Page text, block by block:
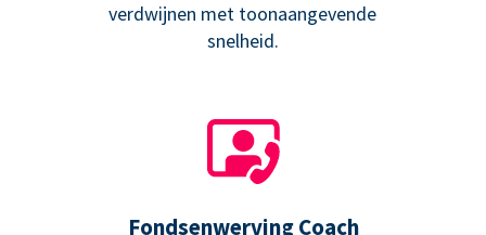
verdwijnen met toonaangevende
snelheid.
Fondsenwerving Coach